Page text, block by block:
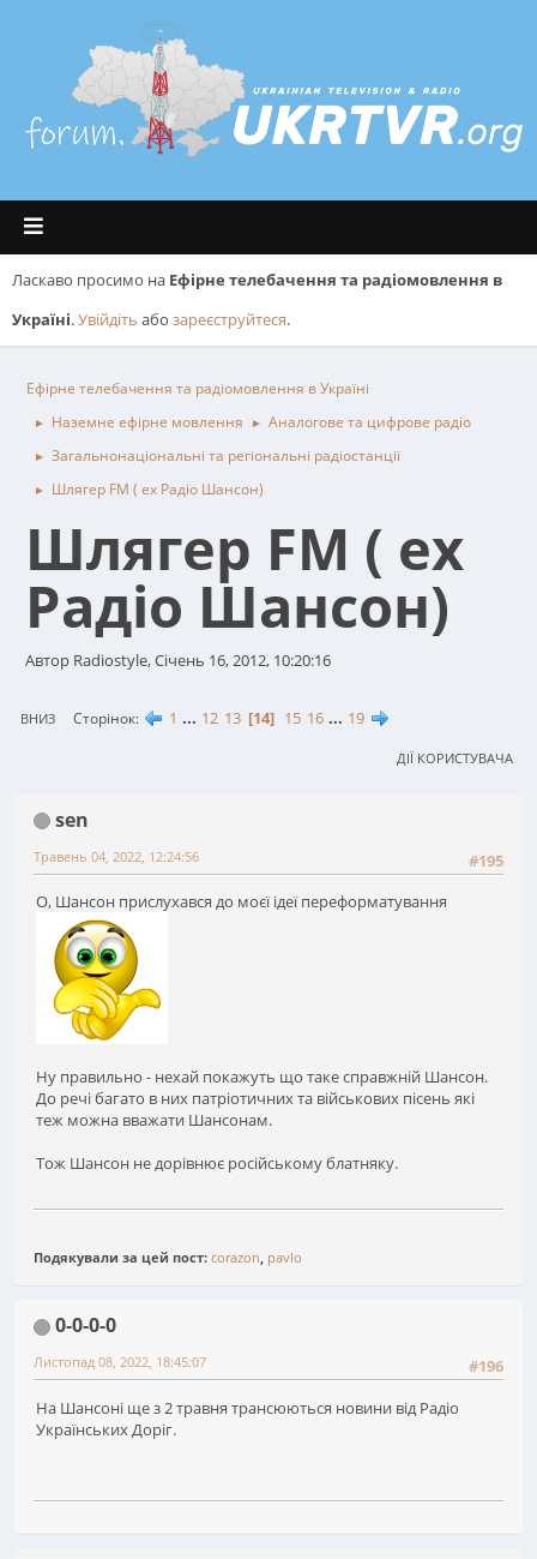
Ласкаво просимо на Ефірне телебачення та радіомовлення в
Україні.Увійдіть або зареєструйтеся.
Ефірне телебачення та радіомовлення в Україні
► Наземне ефірне мовлення ► Аналогове та цифрове радіо
► Загальнонаціональні та регіональні радіостанції
► Шлягер FM ( ex Радіо Шансон)
Шлягер FM ( ex
Радіо Шансон)
Автор Radiostyle, Січень 16, 2012, 10:20:16
ВНИЗ Сторінок 1 ... 12 13 14 15 16 ... 19
ДІЇ КОРИСТУВАЧА
sen
#195
Травень 04, 2022, 12:24:56
О, Шансон прислухався до моєї ідеї переформатування
Ну правильно - нехай покажуть що таке справжній Шансон.
До речі багато в них патріотичних та військових пісень які
теж можна вважати Шансонам.
Тож Шансон не дорівнює російському блатняку.
Подякували за цей пост: corazon, pavlo
0-0-0-0
#196
Листопад 08, 2022, 18:45:07
На Шансоні ще з 2 травня трансюються новини від Радіо
Українських Доріг.